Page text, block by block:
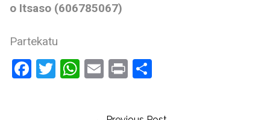
o Itsaso (606785067)
Partekatu
Facebook
Twitter
WhatsApp
Email
PrintCompartir